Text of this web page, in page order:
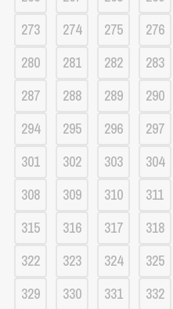
273
274 275 276
280
281 282 283
287
288 289 290
294
295 296 297
301
302 303 304
308
309 310 311
315
316 317 318
322
323 324 325
329
330 331 332